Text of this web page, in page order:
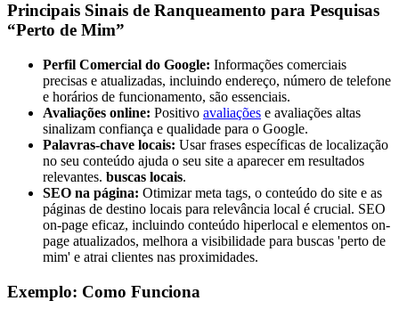
Principais Sinais de Ranqueamento para Pesquisas
“Perto de Mim”
Perfil Comercial do Google: Informações comerciais
precisas e atualizadas, incluindo endereço, número de telefone
e horários de funcionamento, são essenciais.
Avaliações online: Positivo avaliações e avaliações altas
sinalizam confiança e qualidade para o Google.
Palavras-chave locais: Usar frases específicas de localização
no seu conteúdo ajuda o seu site a aparecer em resultados
relevantes. buscas locais.
SEO na página: Otimizar meta tags, o conteúdo do site e as
páginas de destino locais para relevância local é crucial. SEO
on-page eficaz, incluindo conteúdo hiperlocal e elementos on-
page atualizados, melhora a visibilidade para buscas 'perto de
mim' e atrai clientes nas proximidades.
Exemplo: Como Funciona